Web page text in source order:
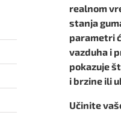
realnom
stanja
parametri
vazduha i
pokazuje
i brzine ili
Učinite